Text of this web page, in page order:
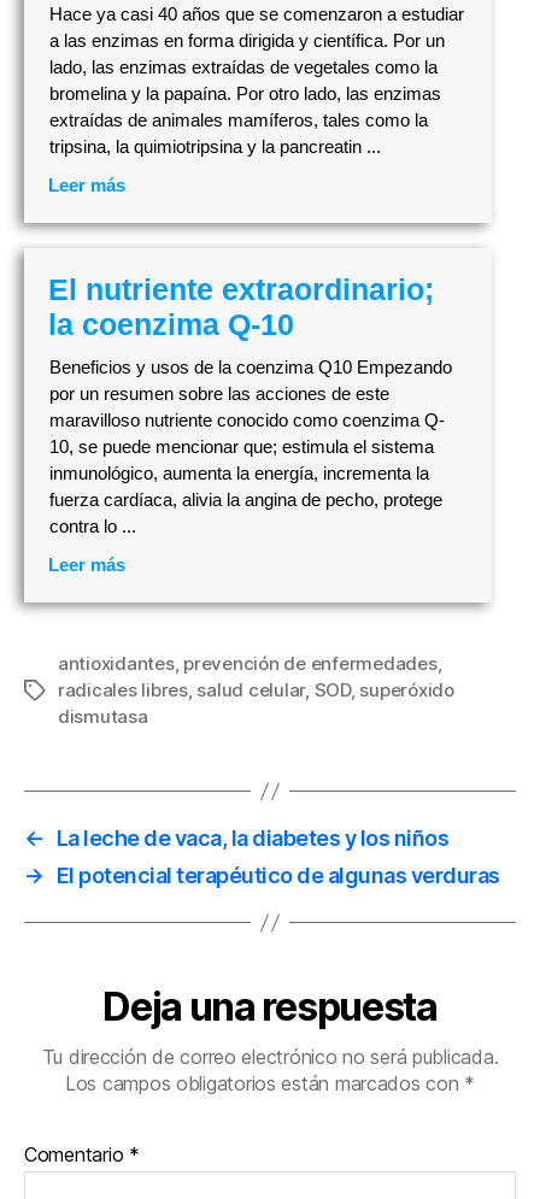
Hace ya casi 40 años que se comenzaron a estudiar
a las enzimas en forma dirigida y científica. Por un
lado, las enzimas extraídas de vegetales como la
bromelina y la papaína. Por otro lado, las enzimas
extraídas de animales mamíferos, tales como la
tripsina, la quimiotripsina y la pancreatin ...
Leer más
El nutriente extraordinario;
la coenzima Q-10
Beneficios y usos de la coenzima Q10 Empezando
por un resumen sobre las acciones de este
maravilloso nutriente conocido como coenzima Q-
10, se puede mencionar que; estimula el sistema
inmunológico, aumenta la energía, incrementa la
fuerza cardíaca, alivia la angina de pecho, protege
contra lo ...
Leer más
Etiquetas
antioxidantes, prevención de enfermedades,
radicales libres, salud celular, SOD, superóxido
dismutasa
←
La leche de vaca, la diabetes y los niños
→
El potencial terapéutico de algunas verduras
Deja una respuesta
Tu dirección de correo electrónico no será publicada.
Los campos obligatorios están marcados con *
Comentario *